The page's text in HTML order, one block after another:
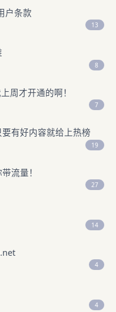
户条款
13
8
周才开通的啊！
7
有好内容就给上热榜
19
流量！
27
14
4
4